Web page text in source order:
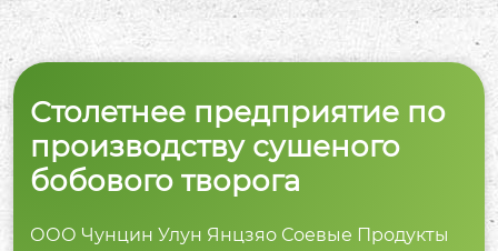
Столетнее предприятие по
производству сушеного
бобового творога
ООО Чунцин Улун Янцзяо Соевые Продукты